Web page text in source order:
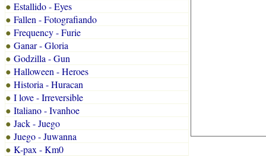
● Estallido - Eyes
● Fallen - Fotografiando
● Frequency - Furie
● Ganar - Gloria
● Godzilla - Gun
● Halloween - Heroes
● Historia - Huracan
● I love - Irreversible
● Italiano - Ivanhoe
● Jack - Juego
● Juego - Juwanna
● K-pax - Km0